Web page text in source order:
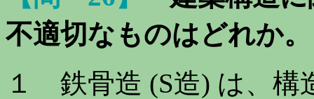
不適切なものはどれか。
１ 鉄骨造 (S造) は、構